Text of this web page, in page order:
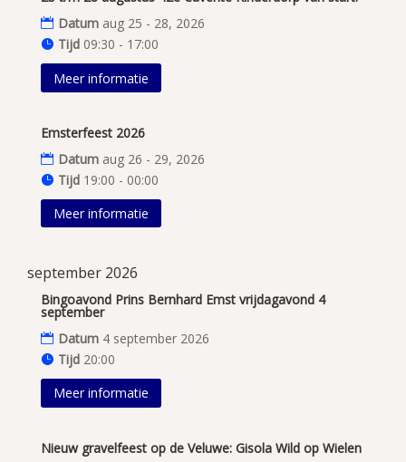
Datum aug 25 - 28, 2026
Tijd 09:30 - 17:00
Meer informatie
Emsterfeest 2026
Datum aug 26 - 29, 2026
Tijd 19:00 - 00:00
Meer informatie
september 2026
Bingoavond Prins Bernhard Emst vrijdagavond 4
september
Datum 4 september 2026
Tijd 20:00
Meer informatie
Nieuw gravelfeest op de Veluwe: Gisola Wild op Wielen